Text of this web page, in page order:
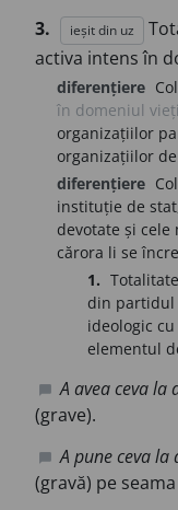
3. ieșit din uz
activa intens în
diferențiere
în domeniul
organizațiilor
organizațiilor
diferențiere
instituție de
devotate și
cărora li se
1.
din partidul
ideologic
elementul
chat_bubble A avea ceva la
(grave).
chat_bubble A pune ceva la
(gravă) pe